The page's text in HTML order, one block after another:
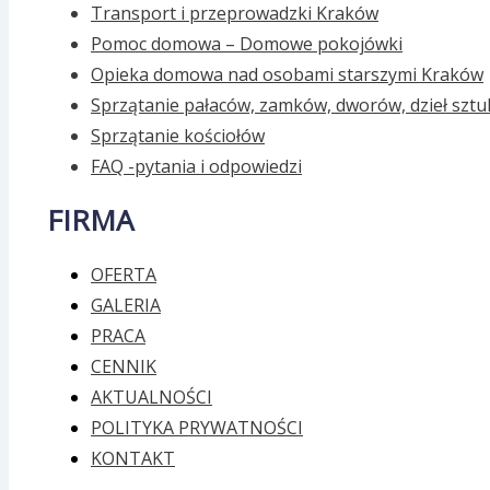
Transport i przeprowadzki Kraków
Pomoc domowa – Domowe pokojówki
Opieka domowa nad osobami starszymi Kraków
Sprzątanie pałaców, zamków, dworów, dzieł
Sprzątanie kościołów
FAQ -pytania i odpowiedzi
FIRMA
OFERTA
GALERIA
PRACA
CENNIK
AKTUALNOŚCI
POLITYKA PRYWATNOŚCI
KONTAKT